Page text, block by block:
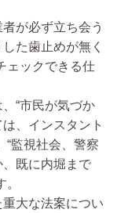
が必ず立ち会う
た歯止めが無く
ェックできる仕
、“市民が気づか
、インスタント
“監視社会、警察
既に内堀まで
大な法案につい